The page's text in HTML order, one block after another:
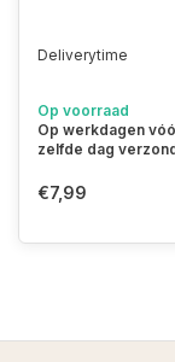
Deliverytime
Op voorraad
Op werkdagen
zelfde dag
€7,99